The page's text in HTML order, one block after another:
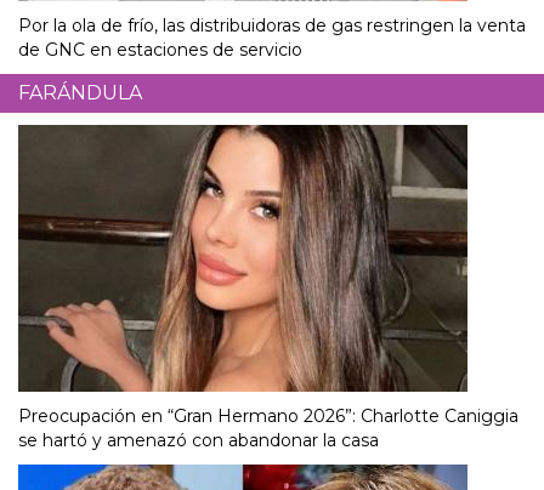
Por la ola de frío, las distribuidoras de gas restringen la venta
de GNC en estaciones de servicio
FARÁNDULA
Preocupación en “Gran Hermano 2026”: Charlotte Caniggia
se hartó y amenazó con abandonar la casa